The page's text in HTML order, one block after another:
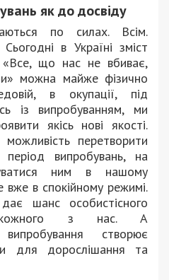
як до досвіду
по силах. Всім.
в Україні зміст
що нас не вбиває,
можна майже фізично
в окупації, під
із випробуванням, ми
якісь нові якості.
перетворити
випробувань, на
ним в нашому
в спокійному режимі.
шанс особистісного
з нас. А
випробування створює
для дорослішання та